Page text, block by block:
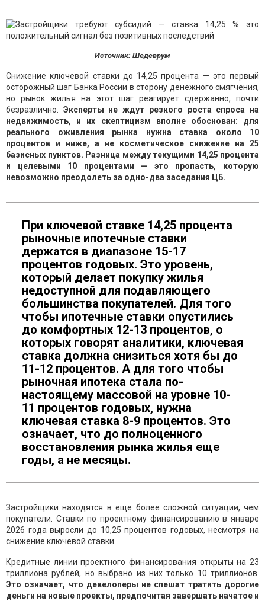
Источник: Шедеврум
Снижение ключевой ставки до 14,25 процента — это первый
осторожный шаг Банка России в сторону денежного смягчения,
но рынок жилья на этот шаг реагирует сдержанно, почти
безразлично. Эксперты не ждут резкого роста спроса на
недвижимость, и их скептицизм вполне обоснован: для
реального оживления рынка нужна ставка около 10
процентов и ниже, а не косметическое снижение на 25
базисных пунктов. Разница между текущими 14,25 процента
и целевыми 10 процентами — это пропасть, которую
невозможно преодолеть за одно-два заседания ЦБ.
При ключевой ставке 14,25 процента
рыночные ипотечные ставки
держатся в диапазоне 15-17
процентов годовых. Это уровень,
который делает покупку жилья
недоступной для подавляющего
большинства покупателей. Для того
чтобы ипотечные ставки опустились
до комфортных 12-13 процентов, о
которых говорят аналитики, ключевая
ставка должна снизиться хотя бы до
11-12 процентов. А для того чтобы
рыночная ипотека стала по-
настоящему массовой на уровне 10-
11 процентов годовых, нужна
ключевая ставка 8-9 процентов. Это
означает, что до полноценного
восстановления рынка жилья еще
годы, а не месяцы.
Застройщики находятся в еще более сложной ситуации, чем
покупатели. Ставки по проектному финансированию в январе
2026 года выросли до 10,25 процентов годовых, несмотря на
снижение ключевой ставки.
Кредитные линии проектного финансирования открыты на 23
триллиона рублей, но выбрано из них только 10 триллионов.
Это означает, что девелоперы не спешат тратить дорогие
деньги на новые проекты, предпочитая завершать начатое и